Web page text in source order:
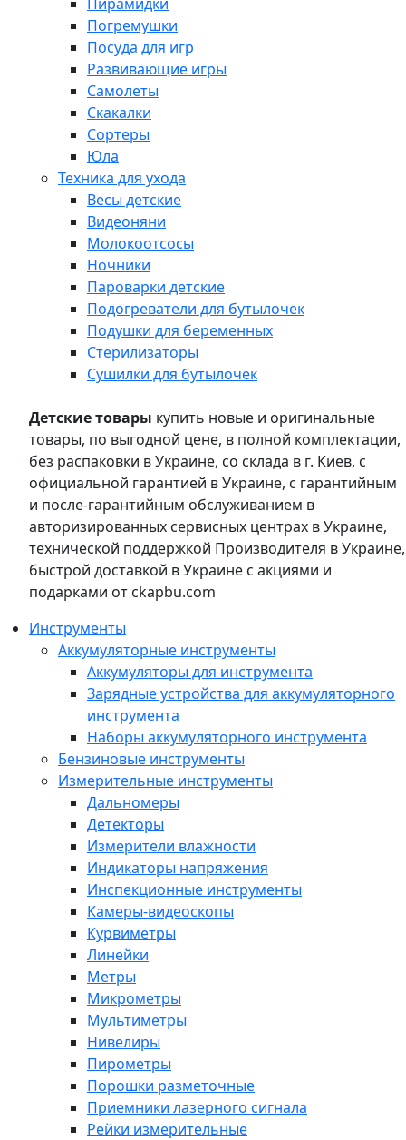
Погремушки
Посуда для игр
Развивающие игры
Самолеты
Скакалки
Сортеры
Юла
Техника для ухода
Весы детские
Видеоняни
Молокоотсосы
Ночники
Пароварки детские
Подогреватели для бутылочек
Подушки для беременных
Стерилизаторы
Сушилки для бутылочек
Детские товары купить новые и оригинальные
товары, по выгодной цене, в полной комплектации,
без распаковки в Украине, со склада в г. Киев, с
официальной гарантией в Украине, с гарантийным
и после-гарантийным обслуживанием в
авторизированных сервисных центрах в Украине,
технической поддержкой Производителя в Украине,
быстрой доставкой в Украине с акциями и
подарками от ckapbu.com
Инструменты
Аккумуляторные инструменты
Аккумуляторы для инструмента
Зарядные устройства для аккумуляторного
инструмента
Наборы аккумуляторного инструмента
Бензиновые инструменты
Измерительные инструменты
Дальномеры
Детекторы
Измерители влажности
Индикаторы напряжения
Инспекционные инструменты
Камеры-видеоскопы
Курвиметры
Линейки
Метры
Микрометры
Мультиметры
Нивелиры
Пирометры
Порошки разметочные
Приемники лазерного сигнала
Рейки измерительные